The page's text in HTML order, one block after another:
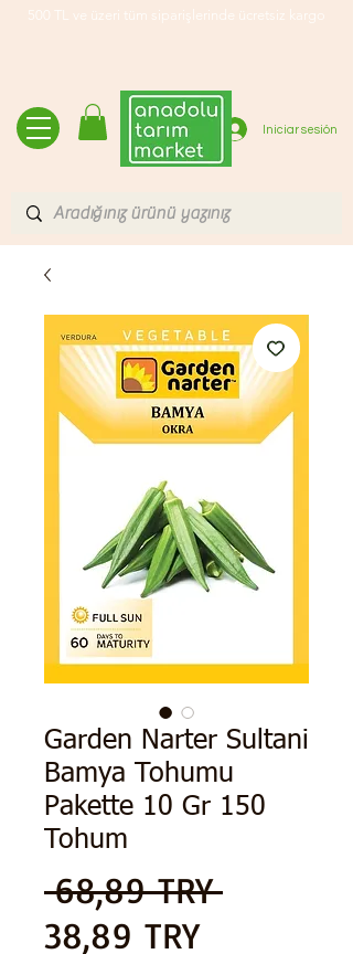
500 TL ve üzeri tüm siparişlerinde ücretsiz kargo
Iniciar sesión
Garden Narter Sultani
Bamya Tohumu
Pakette 10 Gr 150
Tohum
68,89 TRY Precio
38,89 TRYPrecio